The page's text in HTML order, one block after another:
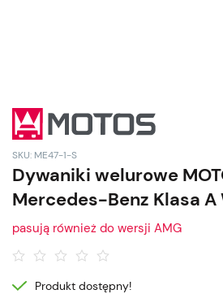
SKU: ME47-1-S
Dywaniki welurowe
Mercedes-Benz Klasa A
pasują również do wersji AMG
Produkt dostępny!